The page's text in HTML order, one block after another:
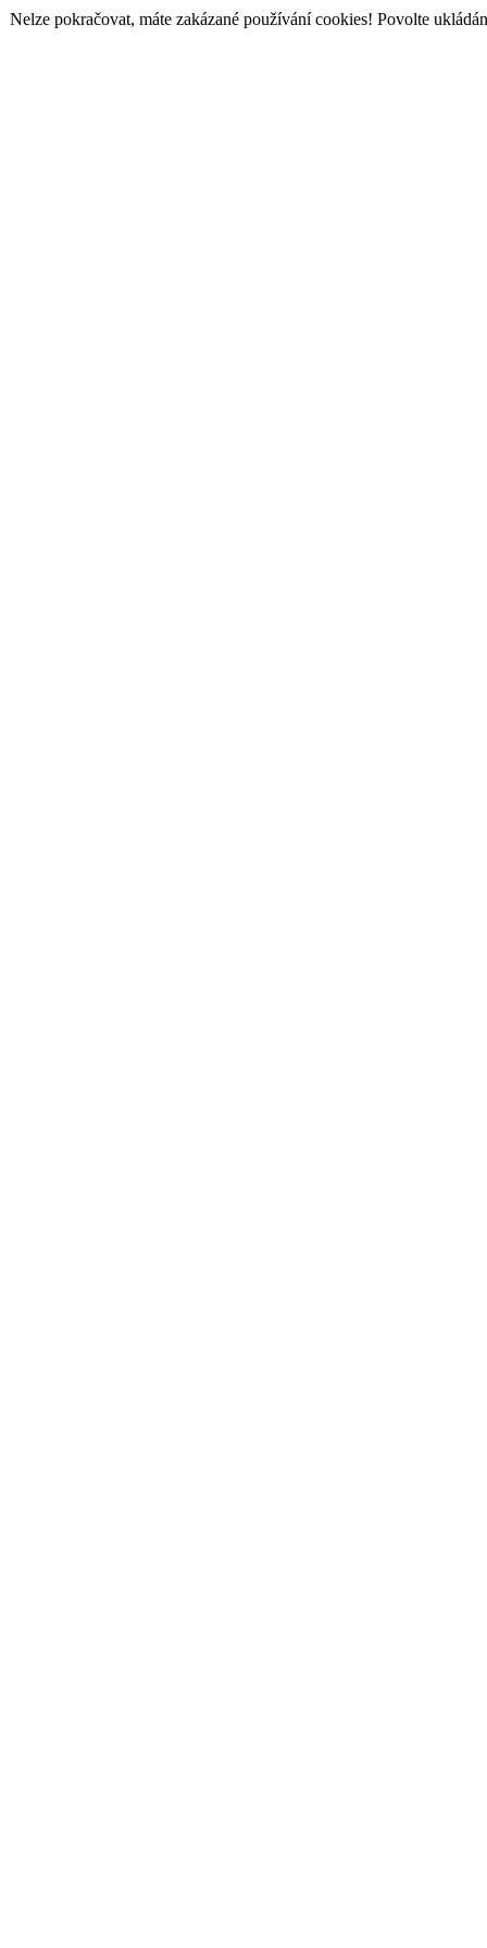
Nelze pokračovat, máte zakázané používání cookies! Povolte